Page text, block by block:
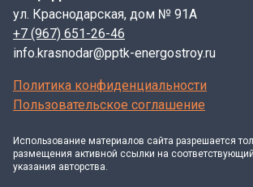
ул. Краснодарская, дом № 91А
+7 (967) 651-26-46
info.krasnodar@pptk-energostroy.ru
Политика конфиденциальности
Пользовательское соглашение
Использование материалов сайта разрешается
размещения активной ссылки на
указания авторства.